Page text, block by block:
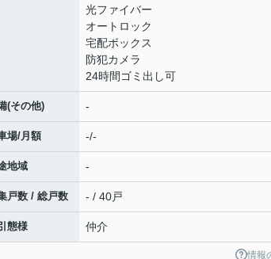
光ファイバー
オートロック
宅配ボックス
防犯カメラ
24時間ゴミ出し可
(その他) -
場/月額 -/-
地域 -
戸数 / 総戸数 - / 40戸
態様 仲介
情報